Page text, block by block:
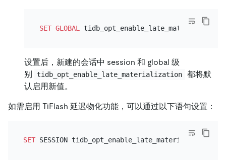
SET GLOBAL
设置后，新建的会话中 session 和 global 级
别
tidb_opt_enable_late_materialization
都将默
认启用新值。
如需启用 TiFlash 延迟物化功能，可以通过以下语句设置：
SET SESSION tidb_opt_enable_late_materialization